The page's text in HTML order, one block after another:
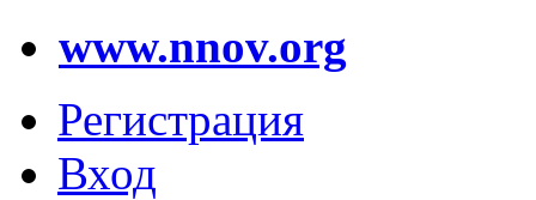
www.nnov.org
Регистрация
Вход